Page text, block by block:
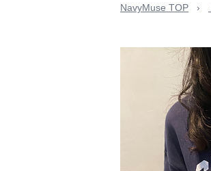
NavyMuse TOP ›